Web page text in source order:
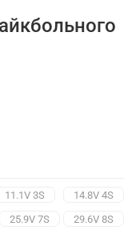
11.1V 3S
14.8V 4S
25.9V 7S
29.6V 8S